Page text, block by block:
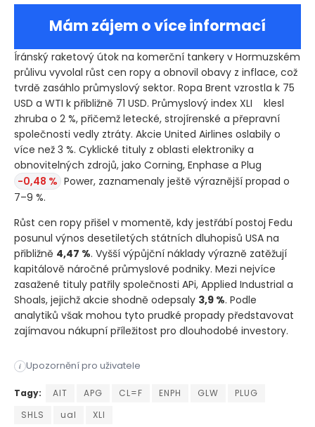
Mám zájem o více informací
Íránský raketový útok na komerční tankery v Hormuzském
průlivu vyvolal růst cen ropy a obnovil obavy z inflace, což
tvrdě zasáhlo průmyslový sektor. Ropa Brent vzrostla k 75
USD a WTI k přibližně 71 USD. Průmyslový index XLI
klesl
zhruba o 2 %, přičemž letecké, strojírenské a přepravní
společnosti vedly ztráty. Akcie United Airlines oslabily o
více než 3 %. Cyklické tituly z oblasti elektroniky a
obnovitelných zdrojů, jako Corning, Enphase a Plug
-0,48 % Power, zaznamenaly ještě výraznější propad o
7–9 %.
Růst cen ropy přišel v momentě, kdy jestřábí postoj Fedu
posunul výnos desetiletých státních dluhopisů USA na
přibližně 4,47 %. Vyšší výpůjční náklady výrazně zatěžují
kapitálově náročné průmyslové podniky. Mezi nejvíce
zasažené tituly patřily společnosti APi, Applied Industrial a
Shoals, jejichž akcie shodně odepsaly 3,9 %. Podle
analytiků však mohou tyto prudké propady představovat
zajímavou nákupní příležitost pro dlouhodobé investory.
i Upozornění pro uživatele
Íránský raketový útok na komerční tankery v Hormuzském
Tagy: AIT APG CL=F ENPH GLW
PLUG
SHLS
ual XLI